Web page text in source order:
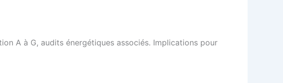
A à G, audits énergétiques associés. Implications pour